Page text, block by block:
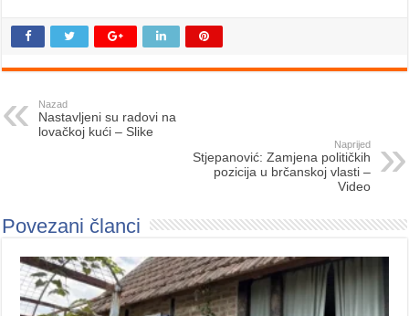
Nazad
Nastavljeni su radovi na
lovačkoj kući – Slike
Naprijed
Stjepanović: Zamjena političkih
pozicija u brčanskoj vlasti –
Video
Povezani članci